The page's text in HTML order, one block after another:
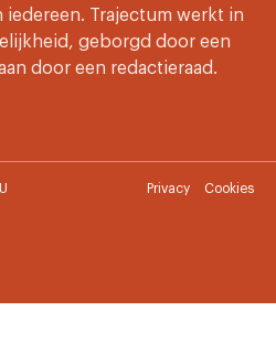
iedereen. Trajectum werkt in
geborgd door een
door een redactieraad.
Privacy Cookies